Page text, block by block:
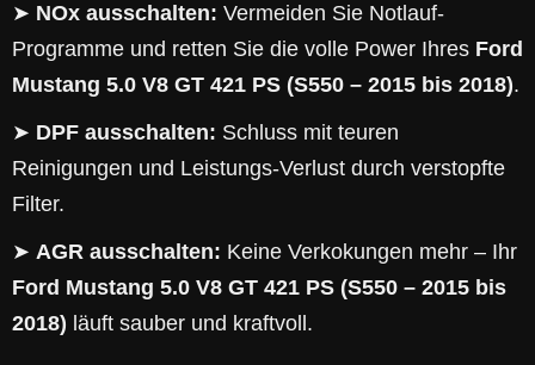
➤ NOx ausschalten: Vermeiden Sie Notlauf-
Programme und retten Sie die volle Power Ihres Ford
Mustang 5.0 V8 GT 421 PS (S550 – 2015 bis 2018).
➤ DPF ausschalten: Schluss mit teuren
Reinigungen und Leistungs-Verlust durch verstopfte
Filter.
➤ AGR ausschalten: Keine Verkokungen mehr – Ihr
Ford Mustang 5.0 V8 GT 421 PS (S550 – 2015 bis
2018) läuft sauber und kraftvoll.